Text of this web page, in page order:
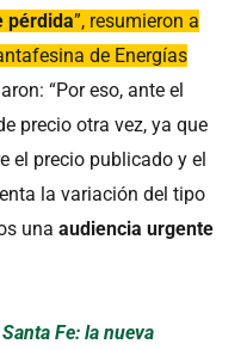
pérdida”, resumieron a
de Energías
“Por eso, ante el
precio otra vez, ya que
el precio publicado y el
la variación del tipo
una audiencia urgente
Fe: la nueva